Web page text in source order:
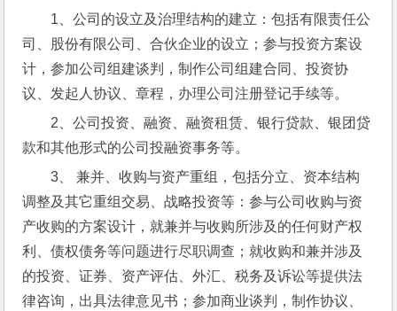
1、公司的设立及治理结构的建立：包括有限责任公
司、股份有限公司、合伙企业的设立；参与投资方案设
计，参加公司组建谈判，制作公司组建合同、投资协
议、发起人协议、章程，办理公司注册登记手续等。
2、公司投资、融资、融资租赁、银行贷款、银团贷
款和其他形式的公司投融资事务等。
3、 兼并、收购与资产重组，包括分立、资本结构
调整及其它重组交易、战略投资等：参与公司收购与资
产收购的方案设计，就兼并与收购所涉及的任何财产权
利、债权债务等问题进行尽职调查；就收购和兼并涉及
的投资、证券、资产评估、外汇、税务及诉讼等提供法
律咨询，出具法律意见书；参加商业谈判，制作协议、